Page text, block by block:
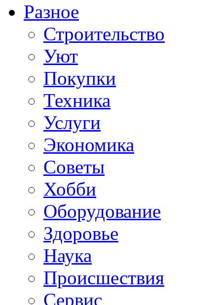
Разное
Строительство
Уют
Покупки
Техника
Услуги
Экономика
Советы
Хобби
Oборудование
Здоровье
Наука
Происшествия
Сервис